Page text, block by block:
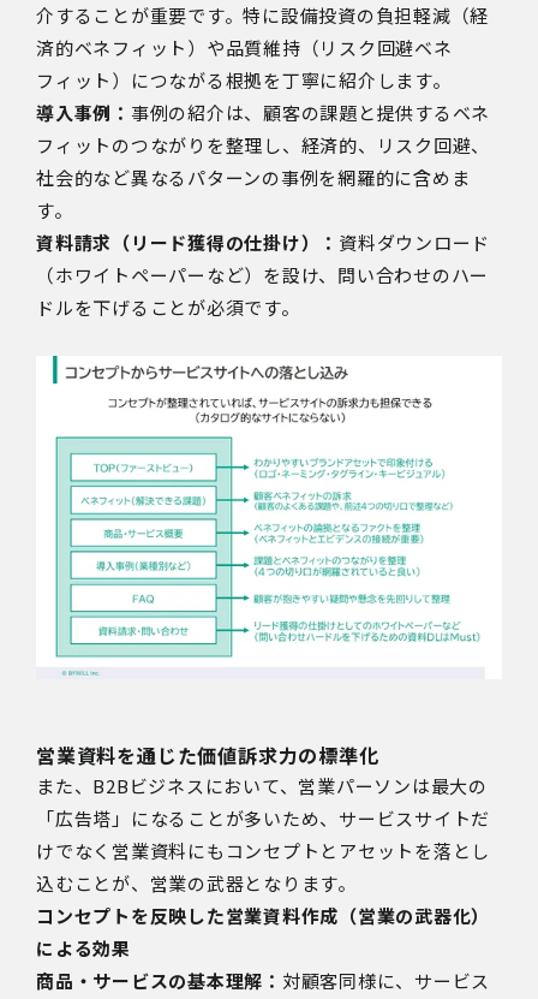
介することが重要です。特に設備投資の負担軽減（経
済的ベネフィット）や品質維持（リスク回避ベネ
フィット）につながる根拠を丁寧に紹介します。
導入事例： 事例の紹介は、顧客の課題と提供するベネ
フィットのつながりを整理し、経済的、リスク回避、
社会的など異なるパターンの事例を網羅的に含めま
す。
資料請求（リード獲得の仕掛け）： 資料ダウンロード
（ホワイトペーパーなど）を設け、問い合わせのハー
ドルを下げることが必須です。
営業資料を通じた価値訴求力の標準化
また、B2Bビジネスにおいて、営業パーソンは最大の
「広告塔」になることが多いため、サービスサイトだ
けでなく営業資料にもコンセプトとアセットを落とし
込むことが、営業の武器となります。
コンセプトを反映した営業資料作成（営業の武器化）
による効果
商品・サービスの基本理解： 対顧客同様に、サービス